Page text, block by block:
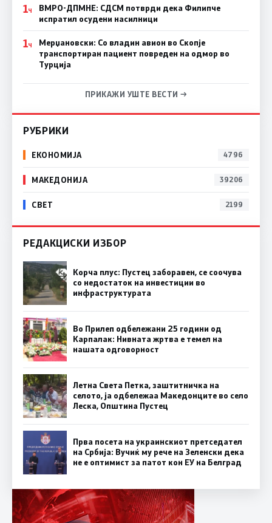
1Ч
ВМРО-ДПМНЕ: СДСM потврди дека Филипче
испратил осудени насилници
1Ч
Мерџановски: Со владин авион во Скопје
транспортиран пациент повреден на одмор во
Турција
ПРИКАЖИ УШТЕ ВЕСТИ →
РУБРИКИ
ЕКОНОМИЈА 4796
МАКЕДОНИЈА 39206
СВЕТ 2199
РЕДАКЦИСКИ ИЗБОР
Корча плус: Пустец заборавен, се соочува
со недостаток на инвестиции во
инфраструктурата
Во Прилеп одбележани 25 години од
Карпалак: Нивната жртва е темел на
нашата одговорност
Летна Света Петка, заштитничка на
селото, ја одбележаа Македонците во село
Леска, Општина Пустец
Прва посета на украинскиот претседател
на Србија: Вучиќ му рече на Зеленски дека
не е оптимист за патот кон ЕУ на Белград